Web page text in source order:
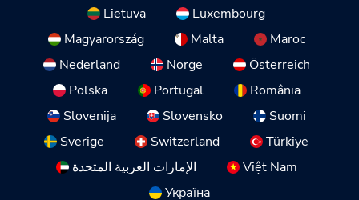
Lietuva
Luxembourg
Magyarország
Malta
Maroc
Nederland
Norge
Österreich
Polska
Portugal
România
Slovenija
Slovensko
Suomi
Sverige
Switzerland
Türkiye
الإمارات العربية المتحدة
Việt Nam
Україна